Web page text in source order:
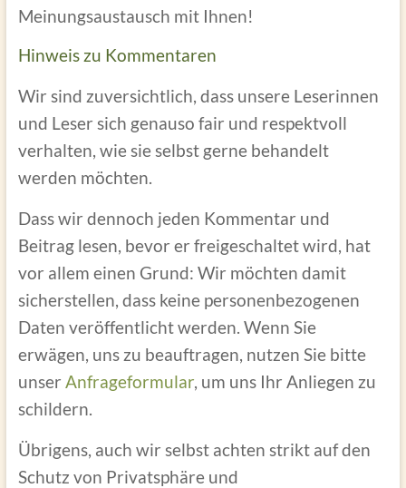
Meinungsaustausch mit Ihnen!
Hinweis zu Kommentaren
Wir sind zuversichtlich, dass unsere Leserinnen
und Leser sich genauso fair und respektvoll
verhalten, wie sie selbst gerne behandelt
werden möchten.
Dass wir dennoch jeden Kommentar und
Beitrag lesen, bevor er freigeschaltet wird, hat
vor allem einen Grund: Wir möchten damit
sicherstellen, dass keine personenbezogenen
Daten veröffentlicht werden. Wenn Sie
erwägen, uns zu beauftragen, nutzen Sie bitte
unser Anfrageformular, um uns Ihr Anliegen zu
schildern.
Übrigens, auch wir selbst achten strikt auf den
Schutz von Privatsphäre und